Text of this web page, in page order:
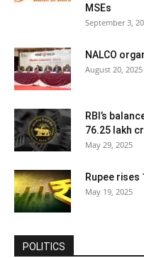
MSEs
September 3,
NALCO
August 20, 2025
RBI’s
76.25 lakh
May 29, 2025
Rupee rises
May 19, 2025
POLITICS